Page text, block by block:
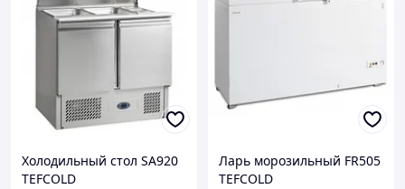
Холодильный стол SA920
TEFCOLD
Ларь морозильный FR505
TEFCOLD